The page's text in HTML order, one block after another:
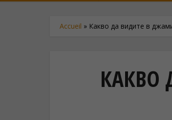
Accueil » Какво да видите в
КАКВО